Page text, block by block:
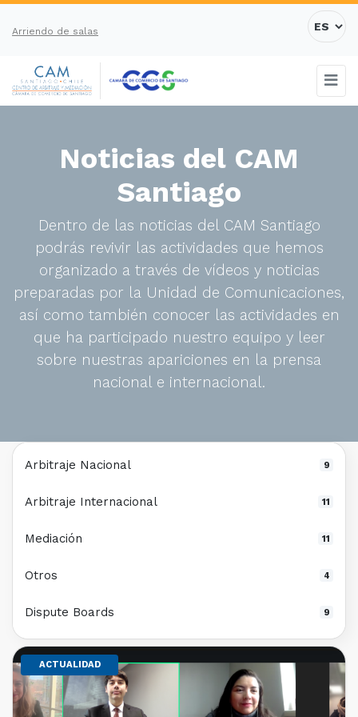
Arriendo de salas
Noticias del CAM
Santiago
Dentro de las noticias del CAM Santiago
podrás revivir las actividades que hemos
organizado a través de vídeos y noticias
preparadas por la Unidad de Comunicaciones,
así como también conocer las actividades en
que ha participado nuestro equipo y leer
sobre nuestras apariciones en la prensa
nacional e internacional.
ACTUALIDAD
Arbitraje Nacional 9
Arbitraje Internacional 11
Mediación 11
Otros 4
Dispute Boards 9